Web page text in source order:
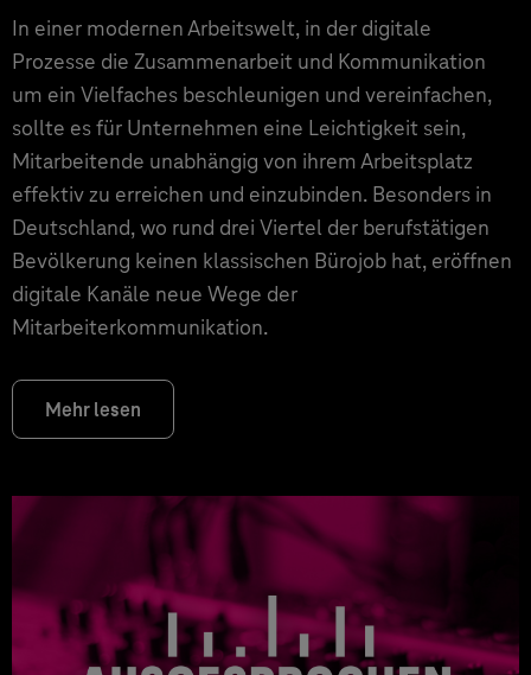
In einer modernen Arbeitswelt, in der digitale
Prozesse die Zusammenarbeit und Kommunikation
um ein Vielfaches beschleunigen und vereinfachen,
sollte es für Unternehmen eine Leichtigkeit sein,
Mitarbeitende unabhängig von ihrem Arbeitsplatz
effektiv zu erreichen und einzubinden. Besonders in
Deutschland, wo rund drei Viertel der berufstätigen
Bevölkerung keinen klassischen Bürojob hat, eröffnen
digitale Kanäle neue Wege der
Mitarbeiterkommunikation.
Mehr lesen